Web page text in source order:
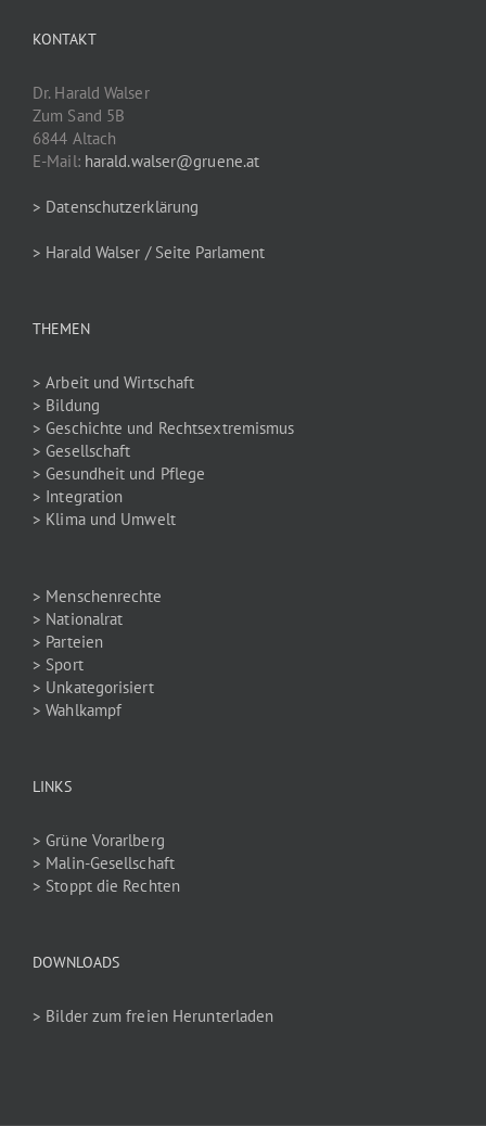
KONTAKT
Dr. Harald Walser
Zum Sand 5B
6844 Altach
E-Mail: harald.walser@gruene.at
> Datenschutzerklärung
> Harald Walser / Seite Parlament
THEMEN
> Arbeit und Wirtschaft
> Bildung
> Geschichte und Rechtsextremismus
> Gesellschaft
> Gesundheit und Pflege
> Integration
> Klima und Umwelt
> Menschenrechte
> Nationalrat
> Parteien
> Sport
> Unkategorisiert
> Wahlkampf
LINKS
> Grüne Vorarlberg
> Malin-Gesellschaft
> Stoppt die Rechten
DOWNLOADS
> Bilder zum freien Herunterladen